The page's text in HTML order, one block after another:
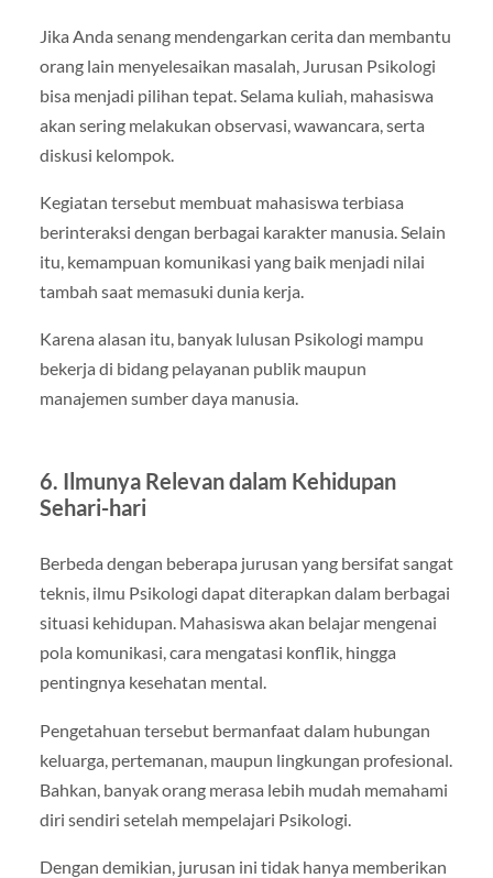
Jika Anda senang mendengarkan cerita dan membantu
orang lain menyelesaikan masalah, Jurusan Psikologi
bisa menjadi pilihan tepat. Selama kuliah, mahasiswa
akan sering melakukan observasi, wawancara, serta
diskusi kelompok.
Kegiatan tersebut membuat mahasiswa terbiasa
berinteraksi dengan berbagai karakter manusia. Selain
itu, kemampuan komunikasi yang baik menjadi nilai
tambah saat memasuki dunia kerja.
Karena alasan itu, banyak lulusan Psikologi mampu
bekerja di bidang pelayanan publik maupun
manajemen sumber daya manusia.
6. Ilmunya Relevan dalam Kehidupan
Sehari-hari
Berbeda dengan beberapa jurusan yang bersifat sangat
teknis, ilmu Psikologi dapat diterapkan dalam berbagai
situasi kehidupan. Mahasiswa akan belajar mengenai
pola komunikasi, cara mengatasi konflik, hingga
pentingnya kesehatan mental.
Pengetahuan tersebut bermanfaat dalam hubungan
keluarga, pertemanan, maupun lingkungan profesional.
Bahkan, banyak orang merasa lebih mudah memahami
diri sendiri setelah mempelajari Psikologi.
Dengan demikian, jurusan ini tidak hanya memberikan